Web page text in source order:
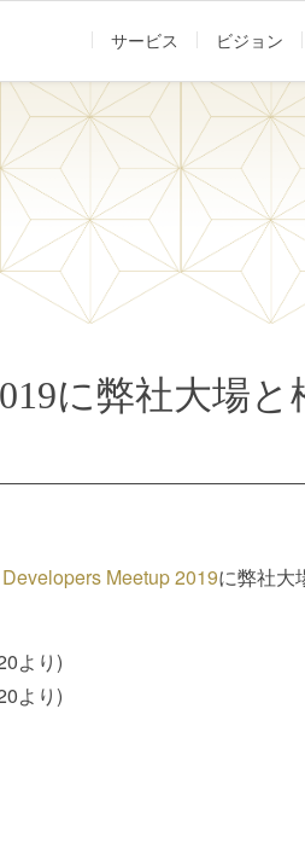
サービス ビジョン
に弊社大場
Meetup 2019に弊社大
より)
より)